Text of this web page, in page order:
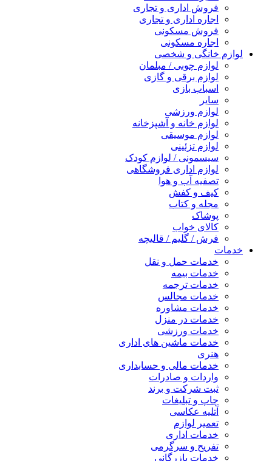
فروش اداری و تجاری
اجاره اداری و تجاری
فروش مسکونی
اجاره مسکونی
لوازم خانگی و شخصی
لوازم چوبی / مبلمان
لوازم برقی و گازی
اسباب بازی
سایر
لوازم ورزشی
لوازم خانه و آشپزخانه
لوازم موسیقی
لوازم تزئینی
سیسمونی / لوازم کودک
لوازم اداری فروشگاهی
تصفیه آب و هوا
کیف و کفش
مجله و کتاب
پوشاک
کالای خواب
فرش / گلیم / قالیچه
خدمات
خدمات حمل و نقل
خدمات بیمه
خدمات ترجمه
خدمات مجالس
خدمات مشاوره
خدمات در منزل
خدمات ورزشی
خدمات ماشین های اداری
هنری
خدمات مالی و حسابداری
واردات و صادرات
ثبت شرکت و برند
چاپ و تبلیغات
آتلیه عکاسی
تعمیر لوازم
خدمات اداری
تفریح و سرگرمی
خدمات بازرگانی